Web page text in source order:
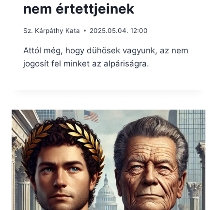
nem értettjeinek
Sz. Kárpáthy Kata 2025.05.04. 12:00
Attól még, hogy dühösek vagyunk, az nem
jogosít fel minket az alpáriságra.